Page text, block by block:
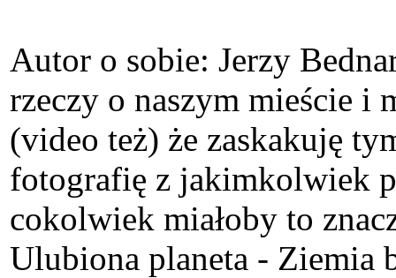
Autor o sobie: Jerzy
rzeczy o naszym mieście
(video też) że zaskakuję
fotografię z jakimkolwiek
cokolwiek miałoby to
Ulubiona planeta - Ziemia